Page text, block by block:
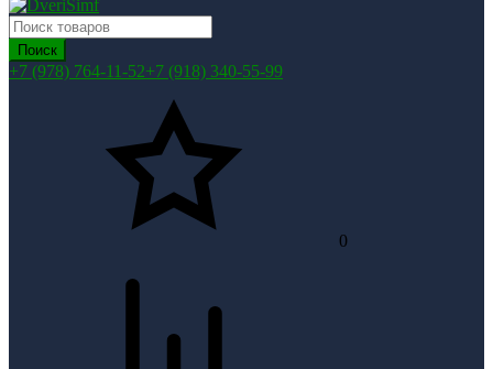
Поиск
+7 (978) 764-11-52+7 (918) 340-55-99
0